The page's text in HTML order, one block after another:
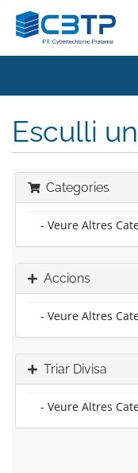
Esculli
Categories
Accions
Triar Divisa